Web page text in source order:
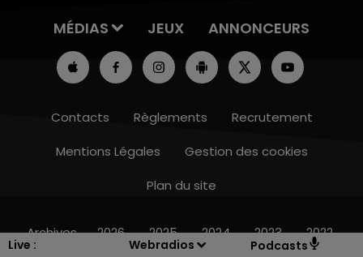
Live :
Webradios Podcasts
LE BEST OF DE LA FAMILLE CHAMPAGNE
MÉDIAS
JEUX ANNONCEURS
Contacts Règlements
Recrutement
Mentions Légales
Gestion des cookies
Plan du site
Archives 2026 2025 2024 2023 2022